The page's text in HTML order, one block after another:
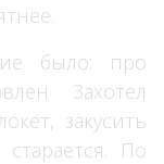
было: про
Захотел
закусить
По